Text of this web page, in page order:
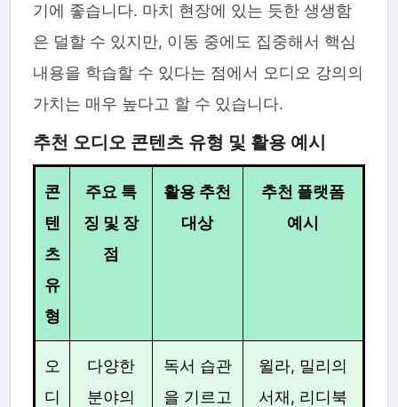
기에 좋습니다. 마치 현장에 있는 듯한 생생함
은 덜할 수 있지만, 이동 중에도 집중해서 핵심
내용을 학습할 수 있다는 점에서 오디오 강의의
가치는 매우 높다고 할 수 있습니다.
추천 오디오 콘텐츠 유형 및 활용 예시
콘
텐
츠
유
형
주요 특
징 및 장
점
활용 추천
대상
추천 플랫폼
예시
오
디
다양한
분야의
독서 습관
을 기르고
윌라, 밀리의
서재, 리디북